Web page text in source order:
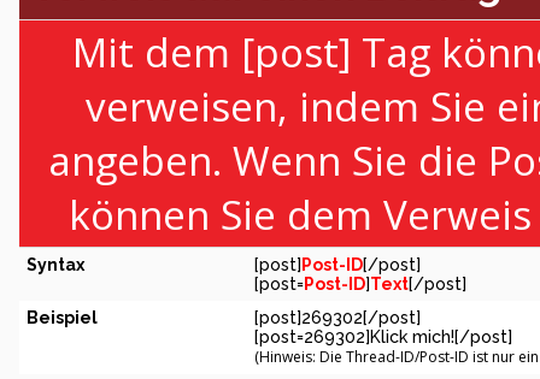
Mit dem [post] Tag
verweisen, indem Sie
angeben. Wenn Sie die
können Sie dem
Syntax [post] Post-ID[/post]
[post=Post-ID]Text[/post]
Beispiel
[post]269302[/post]
[post=269302]Klick mich![/post]
(Hinweis: Die Thread-ID/Post-ID ist nur